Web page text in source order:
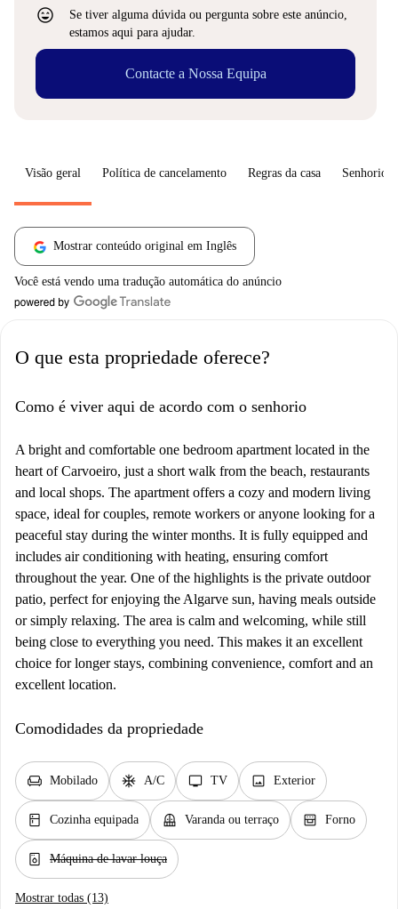
sentiment_very_satisfied
Se tiver alguma dúvida ou pergunta sobre este anúncio,
estamos aqui para ajudar.
Contacte a Nossa Equipa
Visão geral Política de cancelamento Regras da casa Senhorio
Mostrar conteúdo original em Inglês
Você está vendo uma tradução automática do anúncio
O que esta propriedade oferece?
Como é viver aqui de acordo com o senhorio
A bright and comfortable one bedroom apartment located in the
heart of Carvoeiro, just a short walk from the beach, restaurants
and local shops. The apartment offers a cozy and modern living
space, ideal for couples, remote workers or anyone looking for a
peaceful stay during the winter months. It is fully equipped and
includes air conditioning with heating, ensuring comfort
throughout the year. One of the highlights is the private outdoor
patio, perfect for enjoying the Algarve sun, having meals outside
or simply relaxing. The area is calm and welcoming, while still
being close to everything you need. This makes it an excellent
choice for longer stays, combining convenience, comfort and an
excellent location.
Comodidades da propriedade
chair Mobilado ac_unit A/C tv TV image Exterior
kitchen Cozinha equipada balcony Varanda ou terraço oven_gen Forno
dishwasher_gen Máquina de lavar louça
Mostrar todas (13)